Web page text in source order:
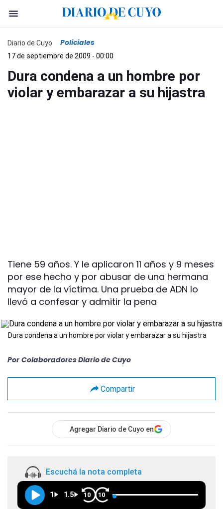
Diario de Cuyo Policiales
17 de septiembre de 2009 - 00:00
Dura condena a un hombre por
violar y embarazar a su hijastra
Tiene 59 años. Y le aplicaron 11 años y 9 meses
por ese hecho y por abusar de una hermana
mayor de la víctima. Una prueba de ADN lo
llevó a confesar y admitir la pena
Dura condena a un hombre por violar y embarazar a su hijastra
Por Colaboradores Diario de Cuyo
Compartir
Agregar Diario de Cuyo en
Escuchá la nota completa
1 1.5 10 10